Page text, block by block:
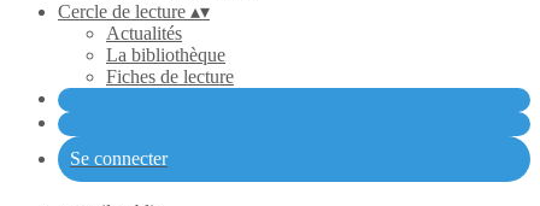
Cercle de lecture ▴▾
Actualités
La bibliothèque
Fiches de lecture
Se connecter